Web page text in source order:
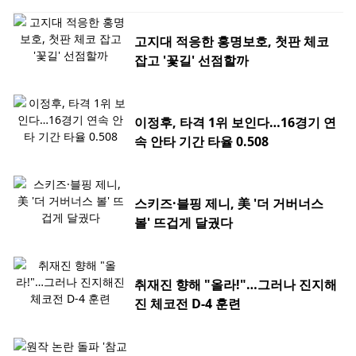
고지대 적응한 홍명보호, 첫판 체코
잡고 '꽃길' 선점할까
이정후, 타격 1위 보인다…16경기 연
속 안타 기간 타율 0.508
스키즈·블핑 제니, 美 '더 거버너스
볼' 뜨겁게 달궜다
취재진 향해 "올라!"…그러나 진지해
진 체코전 D-4 훈련